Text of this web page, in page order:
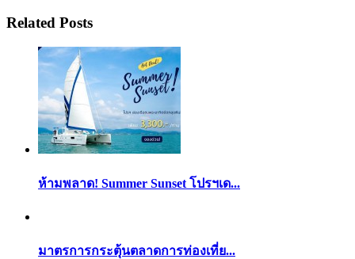
Related Posts
ห้ามพลาด! Summer Sunset โปรฯเด...
มาตรการกระตุ้นตลาดการท่องเที่ย...